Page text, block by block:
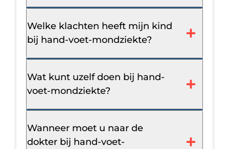
Welke klachten heeft mijn kind
bij hand-voet-mondziekte?
Wat kunt uzelf doen bij hand-
voet-mondziekte?
Wanneer moet u naar de
dokter bij hand-voet-